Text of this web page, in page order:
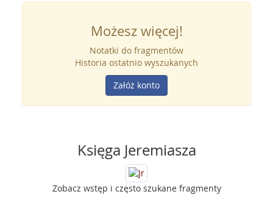
Możesz więcej!
Notatki do fragmentów
Historia ostatnio wyszukanych
Załóż konto
Księga Jeremiasza
Zobacz wstęp i często szukane fragmenty